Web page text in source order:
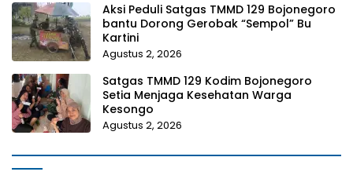
Aksi Peduli Satgas TMMD 129 Bojonegoro
bantu Dorong Gerobak “Sempol” Bu
Kartini
Agustus 2, 2026
Satgas TMMD 129 Kodim Bojonegoro
Setia Menjaga Kesehatan Warga
Kesongo
Agustus 2, 2026